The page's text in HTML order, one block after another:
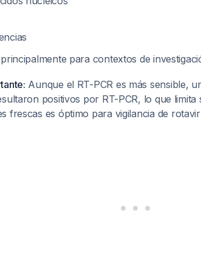
para contextos de
Aunque el RT-PCR es más sensible,
positivos por RT-PCR, lo que limita
frescas es óptimo para vigilancia de